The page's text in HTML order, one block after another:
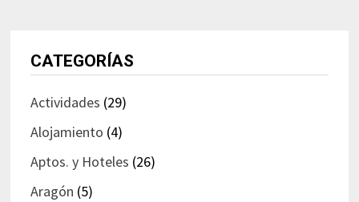
CATEGORÍAS
Actividades (29)
Alojamiento (4)
Aptos. y Hoteles (26)
Aragón (5)